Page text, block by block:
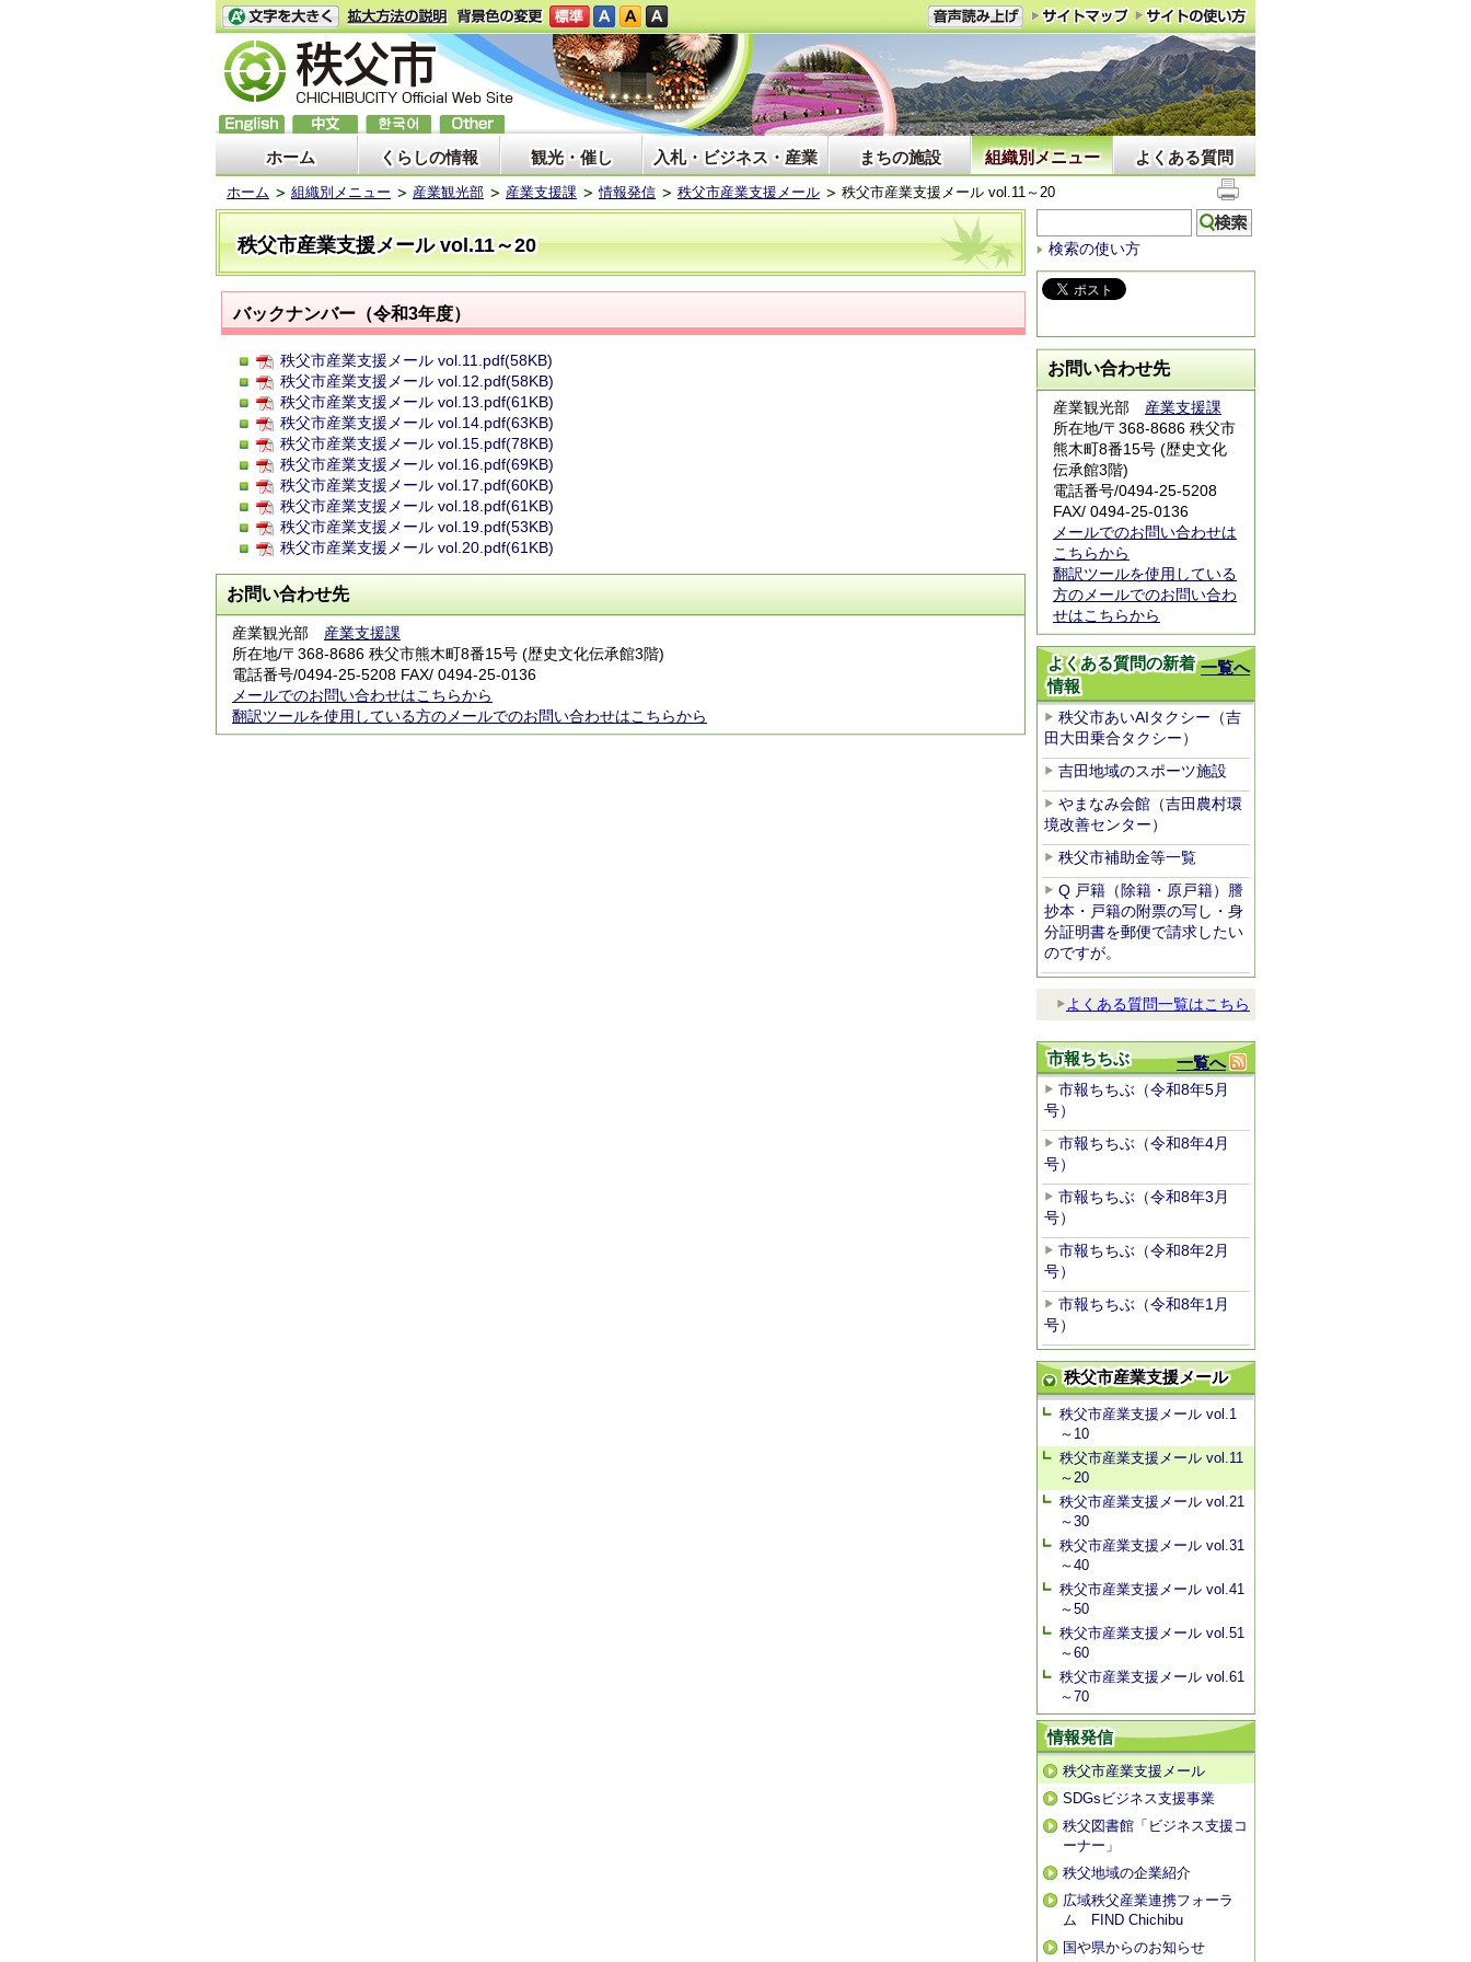
ホーム くらしの情報 観光・催し 入札・ビジネス・産業 まちの施設 組織別メニュー よくある質問
ホーム 組織別メニュー 産業観光部 産業支援課 情報発信 秩父市産業支援メール 秩父市産業支援メール vol.11～20
秩父市産業支援メール vol.11～20
バックナンバー（令和3年度）
秩父市産業支援メール vol.11.pdf(58KB)
秩父市産業支援メール vol.12.pdf(58KB)
秩父市産業支援メール vol.13.pdf(61KB)
秩父市産業支援メール vol.14.pdf(63KB)
秩父市産業支援メール vol.15.pdf(78KB)
秩父市産業支援メール vol.16.pdf(69KB)
秩父市産業支援メール vol.17.pdf(60KB)
秩父市産業支援メール vol.18.pdf(61KB)
秩父市産業支援メール vol.19.pdf(53KB)
秩父市産業支援メール vol.20.pdf(61KB)
お問い合わせ先
産業観光部 産業支援課
所在地/〒368-8686 秩父市熊木町8番15号 (歴史文化伝承館3階)
電話番号/0494-25-5208 FAX/ 0494-25-0136
メールでのお問い合わせはこちらから
翻訳ツールを使用している方のメールでのお問い合わせはこちらから
検索の使い方
お問い合わせ先
産業観光部 産業支援課
所在地/〒368-8686 秩父市
熊木町8番15号 (歴史文化
伝承館3階)
電話番号/0494-25-5208
FAX/ 0494-25-0136
メールでのお問い合わせは
こちらから
翻訳ツールを使用している
方のメールでのお問い合わ
せはこちらから
一覧へ
よくある質問の新着
情報
秩父市あいAIタクシー（吉
田大田乗合タクシー）
吉田地域のスポーツ施設
やまなみ会館（吉田農村環
境改善センター）
秩父市補助金等一覧
Q 戸籍（除籍・原戸籍）謄
抄本・戸籍の附票の写し・身
分証明書を郵便で請求したい
のですが。
よくある質問一覧はこちら
一覧へ
市報ちちぶ
市報ちちぶ（令和8年5月
号）
市報ちちぶ（令和8年4月
号）
市報ちちぶ（令和8年3月
号）
市報ちちぶ（令和8年2月
号）
市報ちちぶ（令和8年1月
号）
秩父市産業支援メール
秩父市産業支援メール vol.1
～10
秩父市産業支援メール vol.11
～20
秩父市産業支援メール vol.21
～30
秩父市産業支援メール vol.31
～40
秩父市産業支援メール vol.41
～50
秩父市産業支援メール vol.51
～60
秩父市産業支援メール vol.61
～70
情報発信
秩父市産業支援メール
SDGsビジネス支援事業
秩父図書館「ビジネス支援コ
ーナー」
秩父地域の企業紹介
広域秩父産業連携フォーラ
ム FIND Chichibu
国や県からのお知らせ